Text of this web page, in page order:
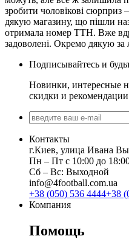
зробити чоловікові
дякую магазину, що пішли
отримала номер ТТН. Вже
задоволені. Окремо дякую
Подписывайтесь и
Новинки, интересные
скидки и рекомендации
Контакты
г.Киев, улица Ивана
Пн ‒ Пт с 10:00 до
Сб ‒ Вс: Выходной
info@4football.com.ua
+38 (050) 536 4444+38
Компания
Помощь